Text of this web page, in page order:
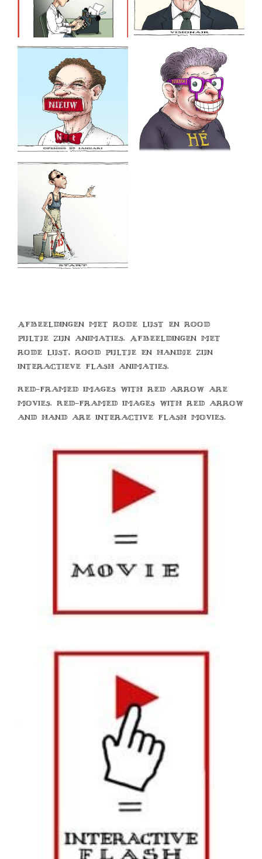
Afbeeldingen met rode lijst en rood
pijltje zijn animaties. Afbeeldingen met
rode lijst, rood pijltje en handje zijn
interactieve flash animaties.
Red-framed images with red arrow are
movies. Red-framed images with red arrow
and hand are interactive flash movies.